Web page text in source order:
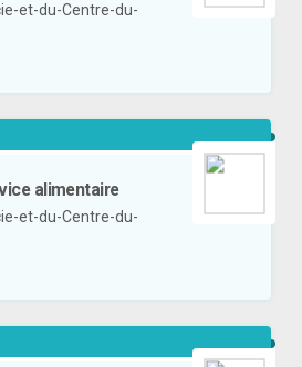
et-du-Centre-du-
alimentaire
et-du-Centre-du-